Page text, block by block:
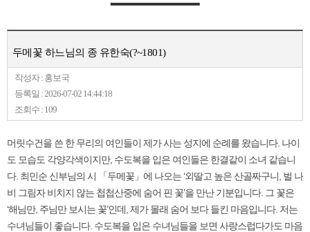
두메꽃 하느님의 종 유한숙(?~1801)
작성자 : 홍보국
등록일 : 2026-07-02 14:44:18
조회수 : 109
머릿수건을 쓴 한 무리의 여인들이 제가 사는 성지에 순례를 왔습니다. 나이
도 모습도 각양각색이지만, 수도복을 입은 여인들은 한결같이 소녀 같습니
다. 최민순 신부님의 시 「두메꽃」에 나오는 ‘외딸고 높은 산골짜구니, 벌 나
비 그림자 비치지 않는 첩첩산중에 숨어 핀 꽃’을 만난 기분입니다. 그 꽃은
‘해님만, 주님만 보시는 꽃’인데, 제가 몰래 숨어 보다 들킨 마음입니다. 저는
수녀님들이 좋습니다. 수도복을 입은 수녀님들을 보면 사랑스럽다가도 마음